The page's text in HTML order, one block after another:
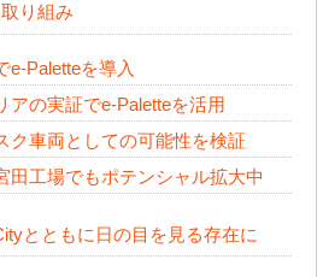
り組み
e-Paletteを導入
アの実証でe-Paletteを活用
ク車両としての可能性を検証
田工場でもポテンシャル拡大中
とともに日の目を見る存在に